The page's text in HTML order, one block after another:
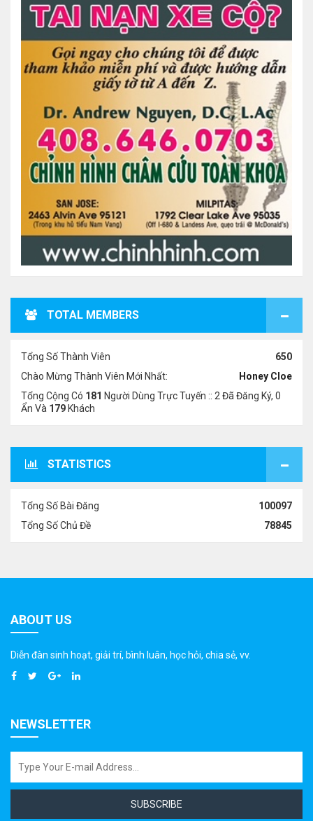
TOTAL MEMBERS
Tổng Số Thành Viên
650
Chào Mừng Thành Viên Mới Nhất:
Honey Cloe
Tổng Cộng Có 181 Người Dùng Trực Tuyến :: 2 Đã Đăng Ký, 0
Ẩn Và 179 Khách
STATISTICS
Tổng Số Bài Đăng
100097
Tổng Số Chủ Đề
78845
ABOUT US
Diễn đàn sinh hoạt, giải trí, bình luân, học hỏi, chia sẻ, vv.
NEWSLETTER
SUBSCRIBE